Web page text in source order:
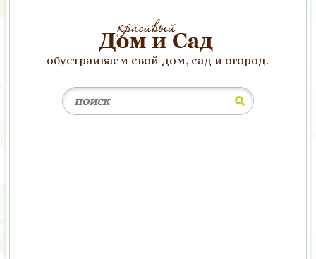
обустраиваем свой дом, сад и огород.